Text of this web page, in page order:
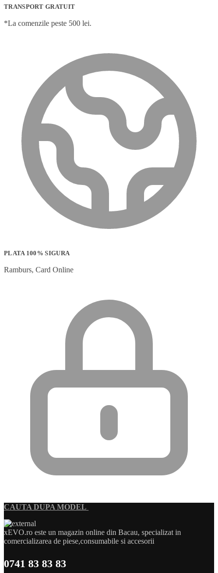
TRANSPORT GRATUIT
*La comenzile peste 500 lei.
PLATA 100% SIGURA
Ramburs, Card Online
CAUTA DUPA MODEL
xEVO.ro este un magazin online din Bacau, specializat in
comercializarea de piese,consumabile si accesorii
0741 83 83 83